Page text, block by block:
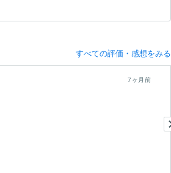
すべての評価・感想をみる
7ヶ月前